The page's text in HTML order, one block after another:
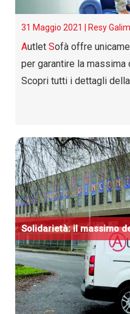
31 Maggio 2021 | Resy
Autlet Sofà offre
per garantire la massima
Scopri tutti i dettagli
Solidarietà: il massimo